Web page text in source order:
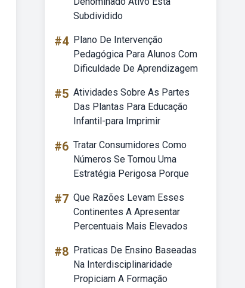
Subdividido
#4 Plano De Intervenção
Pedagógica Para Alunos Com
Dificuldade De Aprendizagem
#5 Atividades Sobre As Partes
Das Plantas Para Educação
Infantil-para Imprimir
#6 Tratar Consumidores Como
Números Se Tornou Uma
Estratégia Perigosa Porque
#7 Que Razões Levam Esses
Continentes A Apresentar
Percentuais Mais Elevados
#8 Praticas De Ensino Baseadas
Na Interdisciplinaridade
Propiciam A Formação